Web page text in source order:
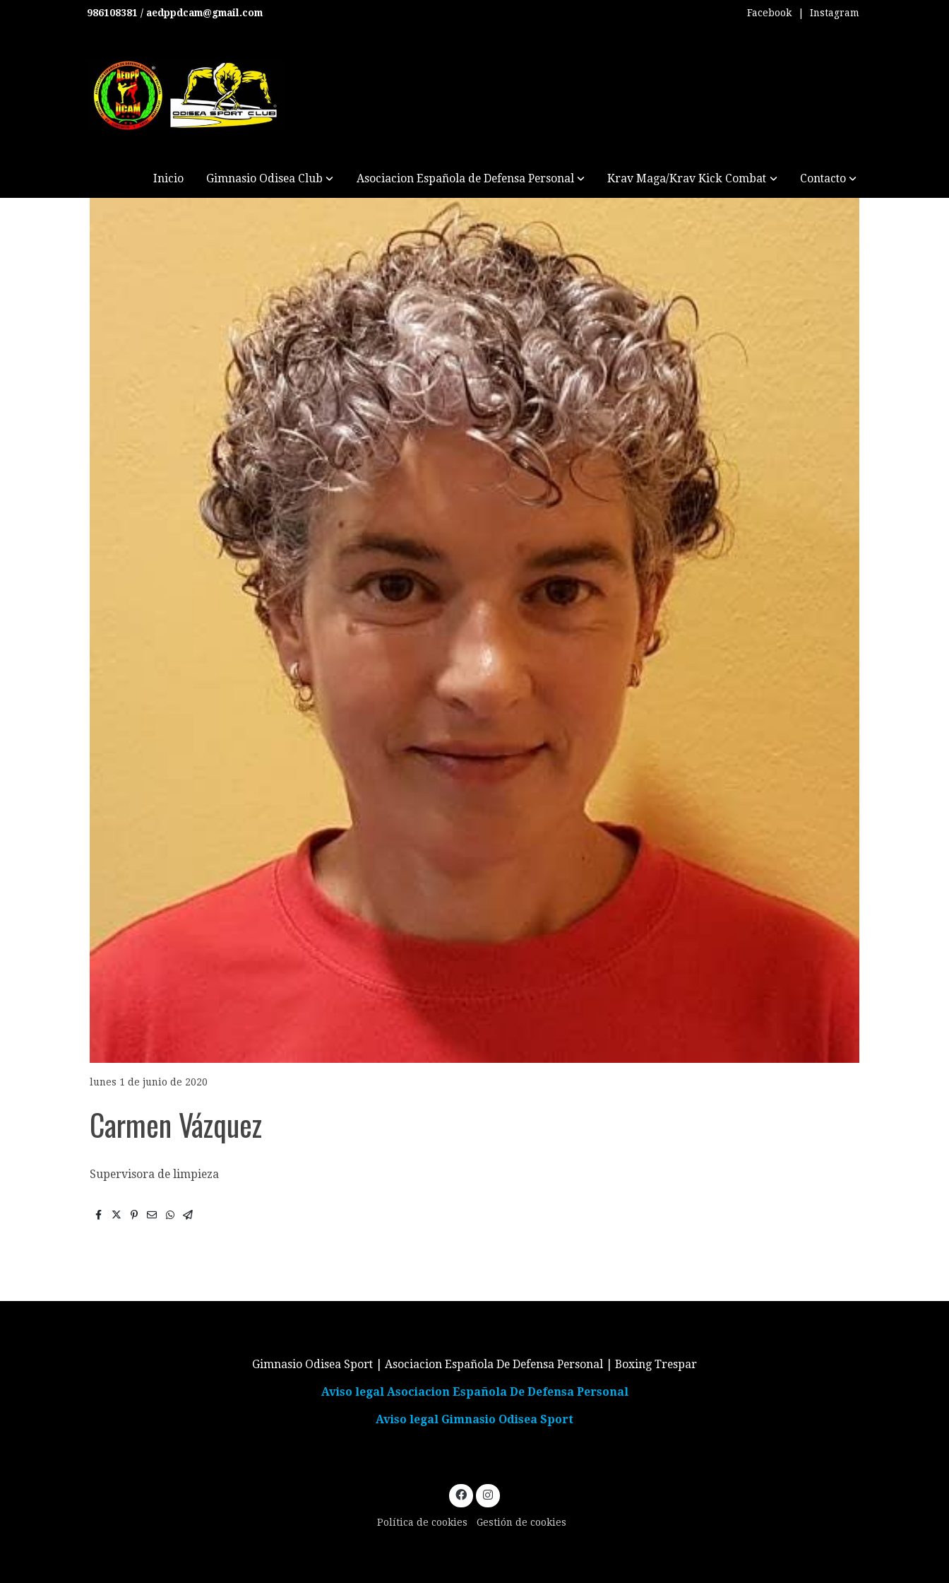
986108381 / aedppdcam@gmail.com Facebook Instagram
Inicio Gimnasio Odisea Club Asociacion Española de Defensa Personal Krav Maga/Krav Kick Combat Contacto
lunes 1 de junio de 2020
Carmen Vázquez
Supervisora de limpieza
Gimnasio Odisea Sport | Asociacion Española De Defensa Personal | Boxing Trespar
Aviso legal Asociacion Española De Defensa Personal
Aviso legal Gimnasio Odisea Sport
Política de cookies Gestión de cookies